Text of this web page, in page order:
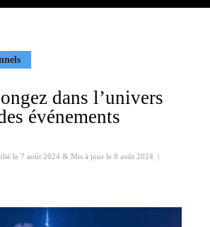
dans l’univers
événements
le 7 août 2024 & Mis à jour le 8 août 2024 |